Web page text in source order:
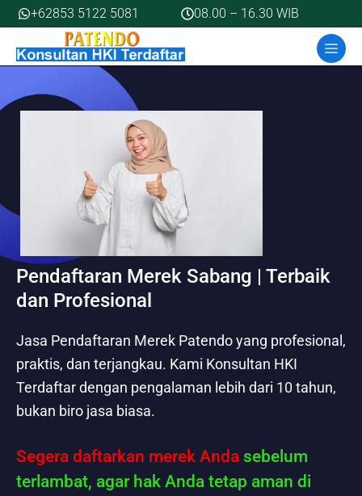
Skip
to
content
+62853 5122 5081 08.00 – 16.30 WIB
Pendaftaran Merek Sabang | Terbaik
dan Profesional
Jasa Pendaftaran Merek Patendo yang profesional,
praktis, dan terjangkau. Kami Konsultan HKI
Terdaftar dengan pengalaman lebih dari 10 tahun,
bukan biro jasa biasa.
Segera daftarkan merek Anda sebelum
terlambat, agar hak Anda tetap aman di